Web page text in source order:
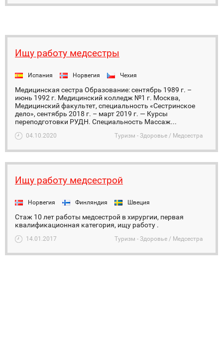
Ищу работу медсестры
Испания Норвегия Чехия
Медицинская сестра Образование: сентябрь 1989 г. –
июнь 1992 г. Медицинский колледж №1 г. Москва,
Медицинский факультет, специальность «Сестринское
дело», сентябрь 2018 г. – март 2019 г. — Курсы
переподготовки РУДН. Специальность Массаж...
04.10.2020 Туризм - Здоровье / Медсестра
Ищу работу медсестрой
Норвегия Финляндия Швеция
Стаж 10 лет работы медсестрой в хирургии, первая
квалификационная категория, ищу работу .
14.01.2017 Туризм - Здоровье / Медсестра